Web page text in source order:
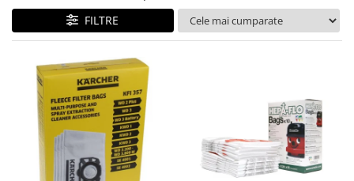
Curatenie si intretinere
Decoratiuni
Hobby-uri creative
Iluminat & Electrice
Jaluzele
Kit-uri automatizari porti si usi
Mobila dormitor
FILTRE